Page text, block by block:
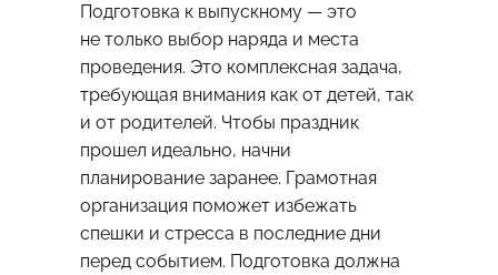
Подготовка к выпускному — это
не только выбор наряда и места
проведения. Это комплексная задача,
требующая внимания как от детей, так
и от родителей. Чтобы праздник
прошел идеально, начни
планирование заранее. Грамотная
организация поможет избежать
спешки и стресса в последние дни
перед событием. Подготовка должна